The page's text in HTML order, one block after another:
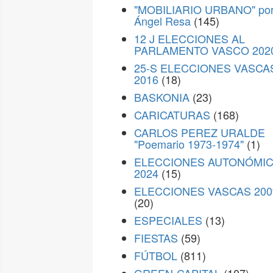
"MOBILIARIO URBANO"
Ángel Resa (145)
12 J ELECCIONES AL
PARLAMENTO VASCO
25-S ELECCIONES
2016 (18)
BASKONIA (23)
CARICATURAS (168)
CARLOS PEREZ URALDE
"Poemario 1973-1974" (1)
ELECCIONES
2024 (15)
ELECCIONES VASCAS
(20)
ESPECIALES (13)
FIESTAS (59)
FÚTBOL (811)